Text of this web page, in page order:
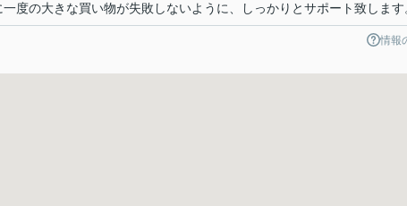
度の大きな買い物が失敗しないように、しっかりとサポート致します
情報